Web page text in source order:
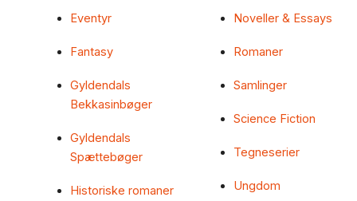
Eventyr
Fantasy
Gyldendals
Bekkasinbøger
Gyldendals
Spættebøger
Historiske romaner
Noveller & Essays
Romaner
Samlinger
Science Fiction
Tegneserier
Ungdom